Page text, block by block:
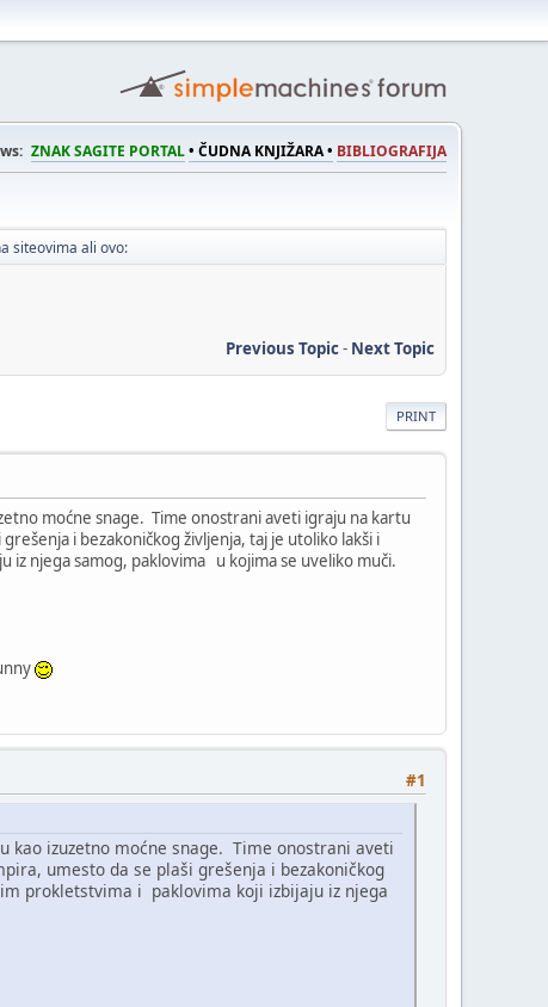
ZNAK SAGITE PORTAL• ČUDNA KNJIŽARA • BIBLIOGRAFIJA
siteovima ali ovo:
Previous Topic- Next Topic
PRINT
moćne snage. Time onostrani aveti igraju na kartu
i bezakoničkog življenja, taj je utoliko lakši i
iz njega samog, paklovima u kojima se uveliko muči.
#1
izuzetno moćne snage. Time onostrani aveti
umesto da se plaši grešenja i bezakoničkog
prokletstvima i paklovima koji izbijaju iz njega